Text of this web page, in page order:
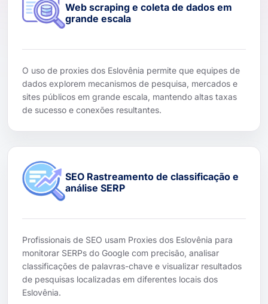
Web scraping e coleta de dados em
grande escala
O uso de proxies dos Eslovênia permite que equipes de
dados explorem mecanismos de pesquisa, mercados e
sites públicos em grande escala, mantendo altas taxas
de sucesso e conexões resultantes.
SEO Rastreamento de classificação e
análise SERP
Profissionais de SEO usam Proxies dos Eslovênia para
monitorar SERPs do Google com precisão, analisar
classificações de palavras-chave e visualizar resultados
de pesquisas localizadas em diferentes locais dos
Eslovênia.